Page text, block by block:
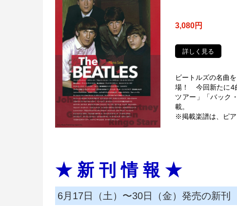
3,080円
詳しく見る
ビートルズの名曲
場！ 今回新たに4
ツアー」「バック
載。
※掲載楽譜は、ピア
★ 新 刊 情 報 ★
6月17日（土）〜30日（金）発売の新刊